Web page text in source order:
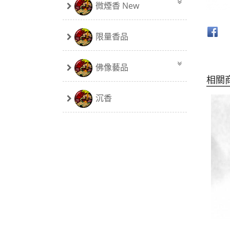
微煙香 New
限量香品
佛像藝品
沉香
相關